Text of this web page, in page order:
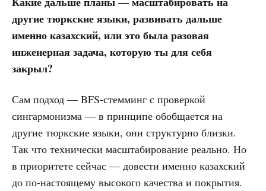
другие тюркские языки, развивать дальше
именно казахский, или это была разовая
инженерная задача, которую ты для себя
закрыл?
Сам подход — BFS-стемминг с проверкой
сингармонизма — в принципе обобщается на
другие тюркские языки, они структурно близки.
Так что технически масштабирование реально. Но
в приоритете сейчас — довести именно казахский
до по-настоящему высокого качества и покрытия.